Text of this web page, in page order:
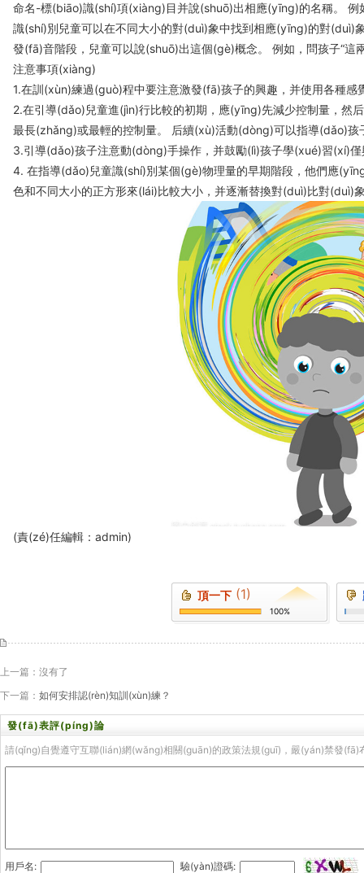
命名-標(biāo)識(shí)項(xiàng)目并說(shuō)出相應(yīng)的名稱。 例如
識(shí)別兒童可以在不同大小的對(duì)象中找到相應(yīng)的對(duì)象
發(fā)音階段，兒童可以說(shuō)出這個(gè)概念。 例如，問孩子“這兩
注意事項(xiàng)
1.在訓(xùn)練過(guò)程中要注意激發(fā)孩子的興趣，并使用各種感
2.在引導(dǎo)兒童進(jìn)行比較的初期，應(yīng)先減少控制量，然后
最長(zhǎng)或最輕的控制量。 后續(xù)活動(dòng)可以指導(dǎo)孩
3.引導(dǎo)孩子注意動(dòng)手操作，并鼓勵(lì)孩子學(xué)習(xí)
4. 在指導(dǎo)兒童識(shí)別某個(gè)物理量的早期階段，他們應
色和不同大小的正方形來(lái)比較大小，并逐漸替換對(duì)比對(duì)象
(責(zé)任編輯：admin)
頂一下 (1)
100%
上一篇：沒有了
下一篇： 如何安排認(rèn)知訓(xùn)練？
發(fā)表評(píng)論
請(qǐng)自覺遵守互聯(lián)網(wǎng)相關(guān)的政策法規(guī)，嚴(yán)禁發(fā)布
用戶名: 驗(yàn)證碼: